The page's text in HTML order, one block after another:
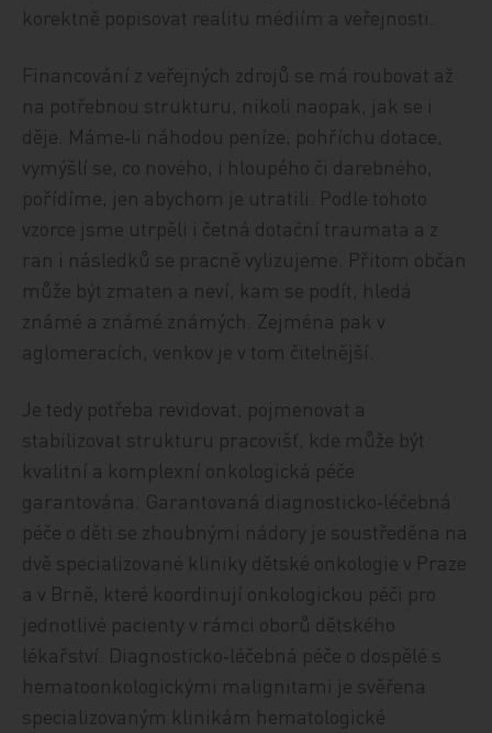
korektně popisovat realitu médiím a veřejnosti.
Financování z veřejných zdrojů se má roubovat až
na potřebnou strukturu, nikoli naopak, jak se i
děje. Máme‑li náhodou peníze, pohříchu dotace,
vymýšlí se, co nového, i hloupého či darebného,
pořídíme, jen abychom je utratili. Podle tohoto
vzorce jsme utrpěli i četná dotační traumata a z
ran i následků se pracně vylizujeme. Přitom občan
může být zmaten a neví, kam se podít, hledá
známé a známé známých. Zejména pak v
aglomeracích, venkov je v tom čitelnější.
Je tedy potřeba revidovat, pojmenovat a
stabilizovat strukturu pracovišť, kde může být
kvalitní a komplexní onkologická péče
garantována. Garantovaná diagnosticko‑léčebná
péče o děti se zhoubnými nádory je soustředěna na
dvě specializované kliniky dětské onkologie v Praze
a v Brně, které koordinují onkologickou péči pro
jednotlivé pacienty v rámci oborů dětského
lékařství. Diagnosticko‑léčebná péče o dospělé s
hematoonkologickými malignitami je svěřena
specializovaným klinikám hematologické